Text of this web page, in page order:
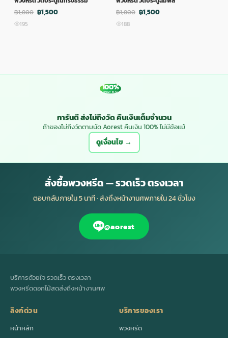
฿1,800 ฿1,500
195
฿1,800 ฿1,500
188
100%
MONEY BACK
การันตี ส่งไม่ถึงวัด คืนเงินเต็มจำนวน
ถ้าของไม่ถึงวัดตามนัด Aorest คืนเงิน 100% ไม่มีข้อแม้
ดูเงื่อนไข →
สั่งซื้อพวงหรีด — รวดเร็ว ตรงเวลา
ตอบกลับภายใน 5 นาที · ส่งถึงหน้างานศพภายใน 24 ชั่วโมง
@aorest
บริการด้วยใจ รวดเร็ว ตรงเวลา
พวงหรีดดอกไม้สดส่งถึงหน้างานศพ
ลิงก์ด่วน
หน้าหลัก
บริการของเรา
พวงหรีด